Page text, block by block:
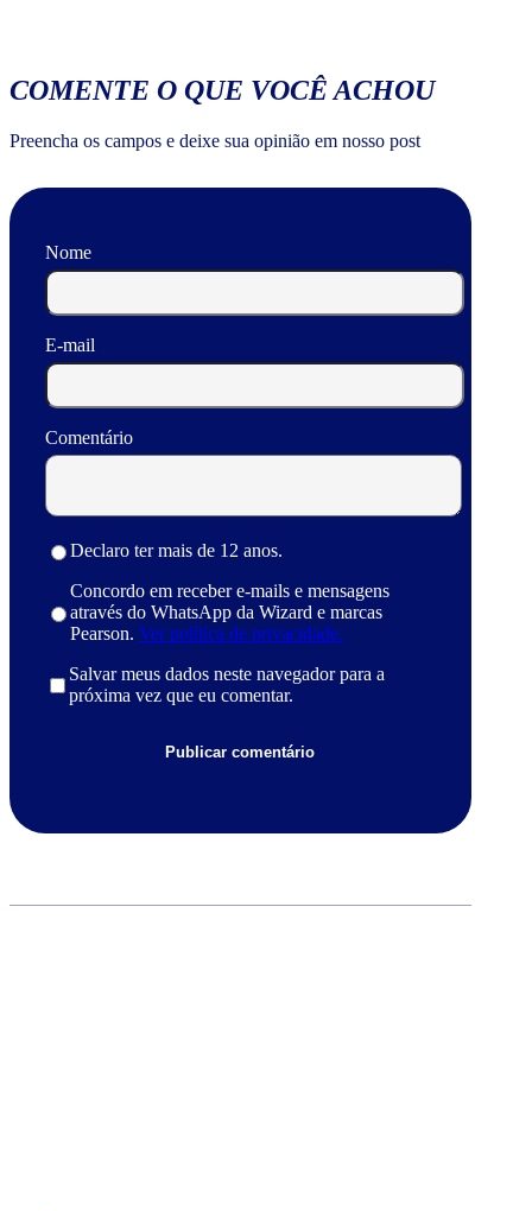
COMENTE O QUE VOCÊ ACHOU
Preencha os campos e deixe sua opinião em nosso post
Nome
E-mail
Comentário
Declaro ter mais de 12 anos.
Concordo em receber e-mails e mensagens
através do WhatsApp da Wizard e marcas
Pearson. Ver política de privacidade.
Salvar meus dados neste navegador para a
próxima vez que eu comentar.